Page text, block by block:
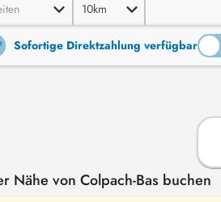
10km
Sofortige Direktzahlung verfügbar
ON
Nähe von Colpach-Bas buchen